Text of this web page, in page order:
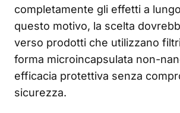
completamente gli effetti a
questo motivo, la scelta
verso prodotti che utilizzano
forma microincapsulata non-
efficacia protettiva senza
sicurezza.